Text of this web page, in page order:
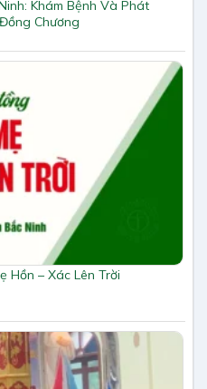
Khám Bệnh Và Phát
Chương
Hồn – Xác Lên Trời